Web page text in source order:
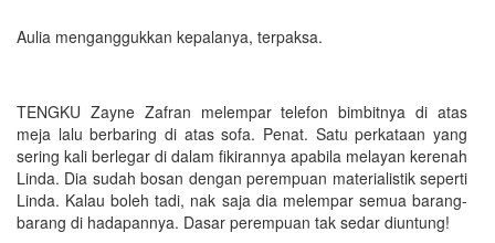
Aulia menganggukkan kepalanya, terpaksa.
TENGKU Zayne Zafran melempar telefon bimbitnya di atas
meja lalu berbaring di atas sofa. Penat. Satu perkataan yang
sering kali berlegar di dalam fikirannya apabila melayan kerenah
Linda. Dia sudah bosan dengan perempuan materialistik seperti
Linda. Kalau boleh tadi, nak saja dia melempar semua barang-
barang di hadapannya. Dasar perempuan tak sedar diuntung!